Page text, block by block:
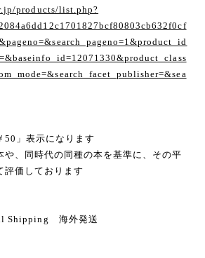
products/list.php?
」表示になります
、同時代の同種の本を基準に、その平
評価しております
Shipping 海外発送